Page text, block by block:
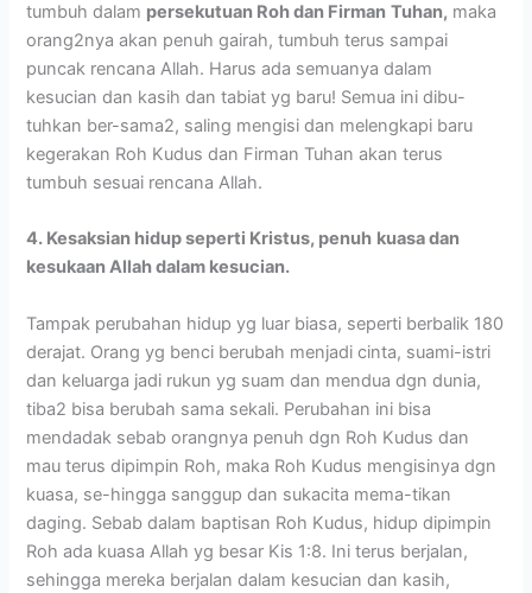
tumbuh dalam persekutuan Roh dan Firman Tuhan, maka
orang2nya akan penuh gairah, tumbuh terus sampai
puncak rencana Allah. Harus ada semuanya dalam
kesucian dan kasih dan tabiat yg baru! Semua ini dibu-
tuhkan ber-sama2, saling mengisi dan melengkapi baru
kegerakan Roh Kudus dan Firman Tuhan akan terus
tumbuh sesuai rencana Allah.
4. Kesaksian hidup seperti Kristus, penuh kuasa dan
kesukaan Allah dalam kesucian.
Tampak perubahan hidup yg luar biasa, seperti berbalik 180
derajat. Orang yg benci berubah menjadi cinta, suami-istri
dan keluarga jadi rukun yg suam dan mendua dgn dunia,
tiba2 bisa berubah sama sekali. Perubahan ini bisa
mendadak sebab orangnya penuh dgn Roh Kudus dan
mau terus dipimpin Roh, maka Roh Kudus mengisinya dgn
kuasa, se-hingga sanggup dan sukacita mema-tikan
daging. Sebab dalam baptisan Roh Kudus, hidup dipimpin
Roh ada kuasa Allah yg besar Kis 1:8. Ini terus berjalan,
sehingga mereka berjalan dalam kesucian dan kasih,